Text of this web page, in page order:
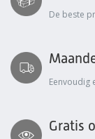
De beste
Eenvoudig
Gratis